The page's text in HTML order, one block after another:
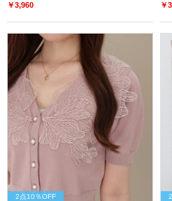
￥3,960 ￥
2点10％OFF